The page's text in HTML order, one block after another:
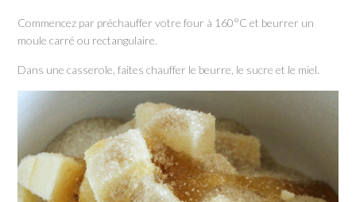
Commencez par préchauffer votre four à 160°C et beurrer un
moule carré ou rectangulaire.
Dans une casserole, faites chauffer le beurre, le sucre et le miel.